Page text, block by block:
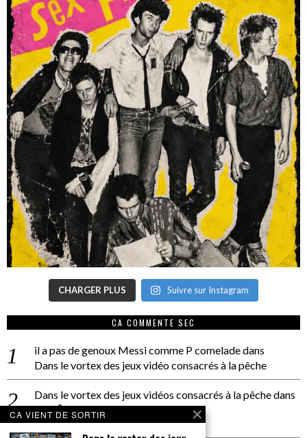
CHARGER PLUS Suivre sur Instagram
CA COMMENTE SEC
il a pas de genoux Messi comme P comeladedans
Dans le vortex des jeux vidéo consacrés à la pêche
Dans le vortex des jeux vidéos consacrés à la pêchedans
PACÔME THIELLEMENT
La séance d’Hip Gnose
CA VIENT DE SORTIR